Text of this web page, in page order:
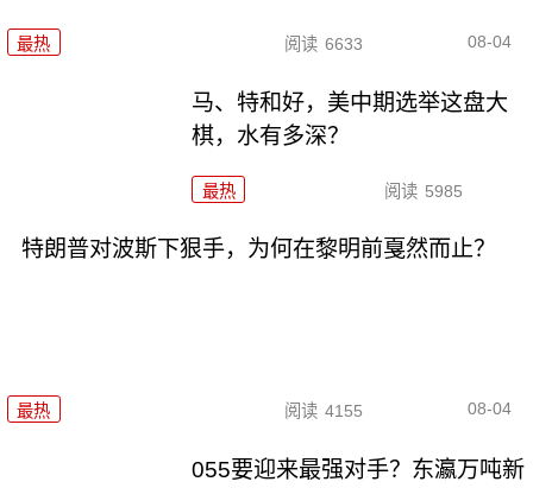
最热 阅读 6633 08-04
马、特和好，美中期选举这盘大
棋，水有多深？
最热 阅读 5985
特朗普对波斯下狠手，为何在黎明前戛然而止？
最热 阅读 4155 08-04
055要迎来最强对手？东瀛万吨新